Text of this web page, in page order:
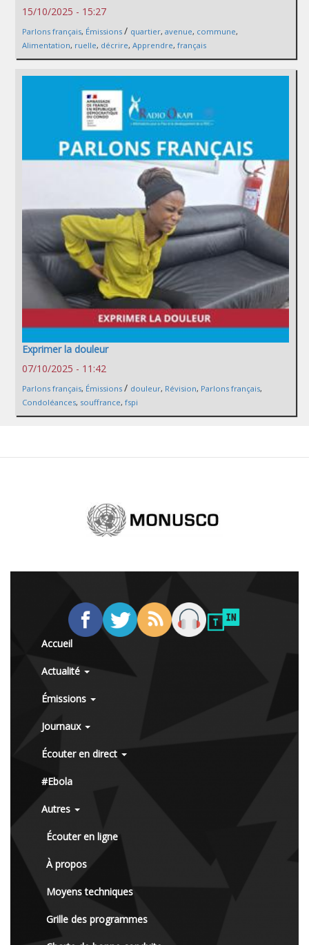
15/10/2025 - 15:27
Parlons français, Émissions / quartier, avenue, commune,
Alimentation, ruelle, décrire, Apprendre, français
Exprimer la douleur
07/10/2025 - 11:42
Parlons français, Émissions / douleur, Révision, Parlons français,
Condoléances, souffrance, fspi
Accueil
Actualité
Émissions
Journaux
Écouter en direct
#Ebola
Autres
Écouter en ligne
À propos
Moyens techniques
Grille des programmes